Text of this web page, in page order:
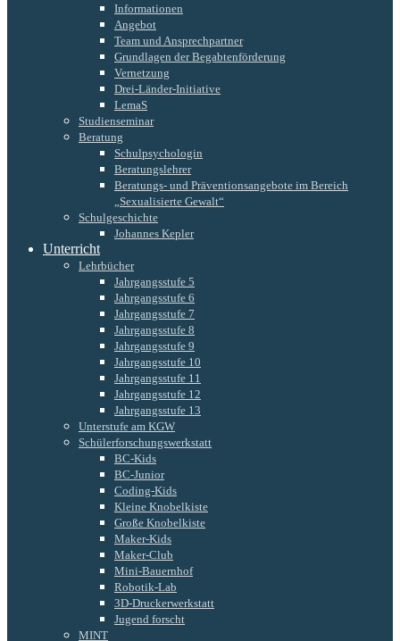
Informationen
Angebot
Team und Ansprechpartner
Grundlagen der Begabtenförderung
Vernetzung
Drei-Länder-Initiative
LemaS
Studienseminar
Beratung
Schulpsychologin
Beratungslehrer
Beratungs- und Präventionsangebote im Bereich
„Sexualisierte Gewalt“
Schulgeschichte
Johannes Kepler
Unterricht
Lehrbücher
Jahrgangsstufe 5
Jahrgangsstufe 6
Jahrgangsstufe 7
Jahrgangsstufe 8
Jahrgangsstufe 9
Jahrgangsstufe 10
Jahrgangsstufe 11
Jahrgangsstufe 12
Jahrgangsstufe 13
Unterstufe am KGW
Schülerforschungswerkstatt
BC-Kids
BC-Junior
Coding-Kids
Kleine Knobelkiste
Große Knobelkiste
Maker-Kids
Maker-Club
Mini-Bauernhof
Robotik-Lab
3D-Druckerwerkstatt
Jugend forscht
MINT